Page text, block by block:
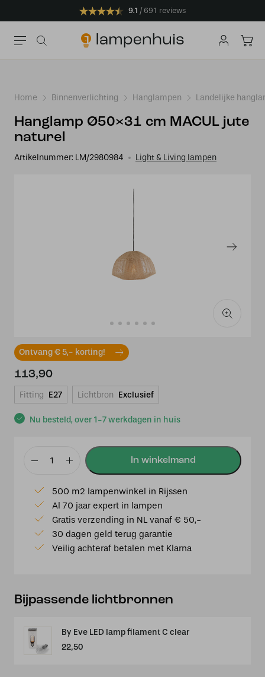
9.1 691 reviews
Home Binnenverlichting Hanglampen Landelijke
Hanglamp Ø50×31 cm MACUL jute
naturel
Artikelnummer: LM/2980984 Light & Living lampen
Ontvang € 5,- korting!
Nu besteld, over 1-7 werkdagen in huis
113,90
Fitting E27 Lichtbron Exclusief
Hanglamp
cm
MACUL
jute
naturel
aantal
500 m2 lampenwinkel in Rijssen
Al 70 jaar expert in lampen
Gratis verzending in NL vanaf € 50,-
30 dagen geld terug garantie
Veilig achteraf betalen met Klarna
Bijpassende lichtbronnen
By Eve LED lamp filament C clear
22,50